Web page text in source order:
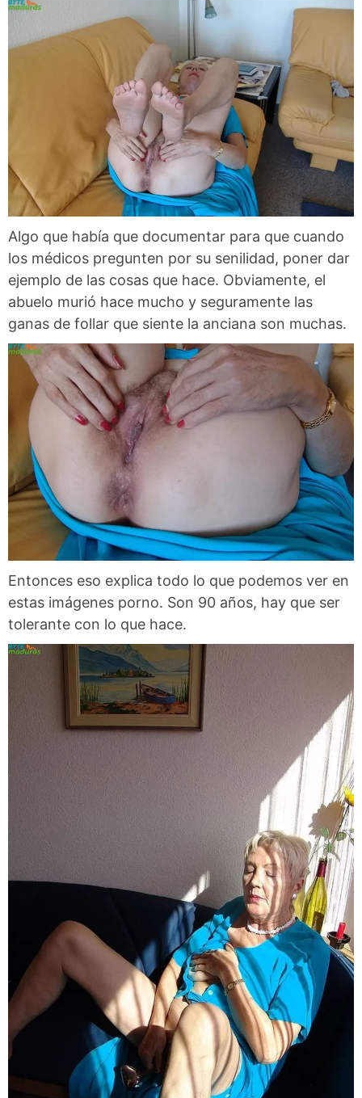
Algo que había que documentar para que cuando
los médicos pregunten por su senilidad, poner dar
ejemplo de las cosas que hace. Obviamente, el
abuelo murió hace mucho y seguramente las
ganas de follar que siente la anciana son muchas.
Entonces eso explica todo lo que podemos ver en
estas imágenes porno. Son 90 años, hay que ser
tolerante con lo que hace.